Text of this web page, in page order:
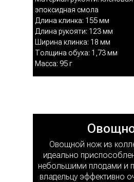
эпоксидная смола
Длина клинка: 155 мм
Длина рукояти: 123 мм
Ширина клинка: 18 мм
Толщина обуха: 1,73 мм
Масса: 95 г
Овощной нож из
идеально
небольшими плодами и
владельцу эффективно